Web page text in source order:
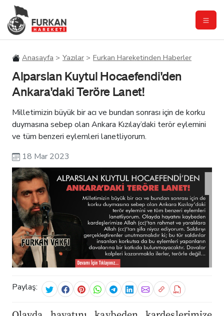
Anasayfa Yazılar Furkan Hareketinden Haberler
Alparslan Kuytul Hocaefendi'den
Ankara'daki Teröre Lanet!
Milletimizin büyük bir acı ve bundan sonrası için de korku
duymasına sebep olan Ankara Kızılay’daki terör eylemini
ve tüm benzeri eylemleri lanetliyorum.
18 Mar 2023
Paylaş: